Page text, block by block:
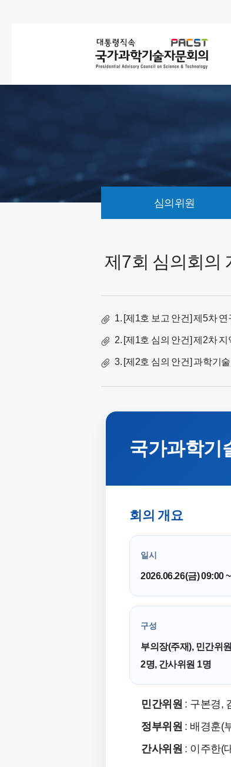
심의위원
안
건
제7회 심의회의
1. [제1호 보고 안건] 제5차
2. [제1호 심의 안건] 제2차
3. [제2호 심의 안건] 과학기
국가과학기
회의 개요
일시
2026.06.26(금) 09:00
구성
부의장(주재), 민간위
2명, 간사위원 1명
민간위원 : 구본경,
정부위원 : 배경훈(
간사위원 : 이주한(